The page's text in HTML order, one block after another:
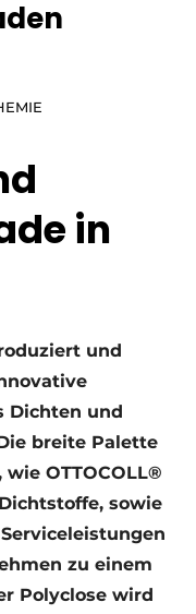
- 20 Jahre
in
und
Dichten und
breite Palette
OTTOCOLL®
sowie
zu einem
Polyclose wird